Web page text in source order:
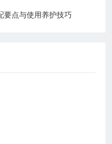
要点与使用养护技巧